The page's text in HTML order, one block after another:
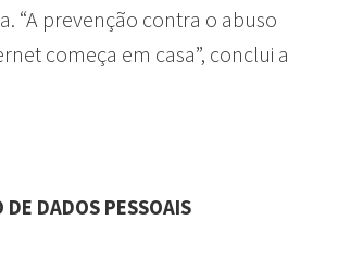
“A prevenção contra o abuso
começa em casa”, conclui a
DE DADOS PESSOAIS